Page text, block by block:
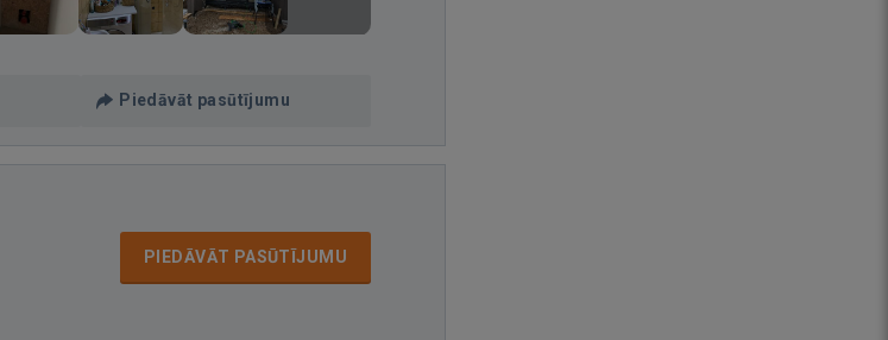
Piedāvāt pasūtījumu
PIEDĀVĀT PASŪTĪJUMU